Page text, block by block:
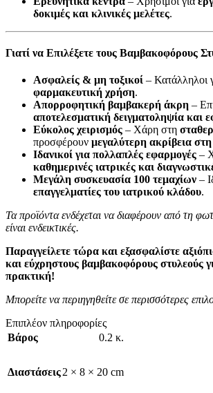
δοκιμές και κλινικές μελέτες.
Γιατί να Επιλέξετε τους Βαμβακοφόρους
Ασφαλείς & μη τοξικοί – Κατάλληλοι
φαρμακευτική χρήση.
Απορροφητική βαμβακερή άκρη –
αποτελεσματική δειγματοληψία και
Εύκολος χειρισμός – Χάρη στη
προσφέρουν μεγαλύτερη ακρίβεια
Ιδανικοί για πολλαπλές εφαρμογές –
καθημερινές ιατρικές και
Μεγάλη συσκευασία 100 τεμαχίων –
επαγγελματίες του ιατρικού κλάδου.
Τα προϊόντα ενδέχεται να διαφέρουν από τη
είναι ενδεικτικές.
Παραγγείλετε τώρα και εξασφαλίστε
και εύχρηστους βαμβακοφόρους στυλεούς
πρακτική!
Μπορείτε να περιηγηθείτε σε περισσότερες
Επιπλέον πληροφορίες
Βάρος
0.2 κ.
Διαστάσεις2 × 8 × 20 cm